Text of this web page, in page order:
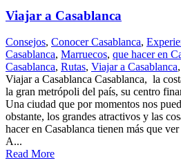
Viajar a Casablanca
Consejos, Conocer Casablanca,
Casablanca, Marruecos, que hacer en
Casablanca, Rutas, Viajar a Casablanca,
Viajar a Casablanca Casablanca, la
la gran metrópoli del país, su centro
Una ciudad que por momentos nos
obstante, los grandes atractivos y las
hacer en Casablanca tienen más que
A...
Read More